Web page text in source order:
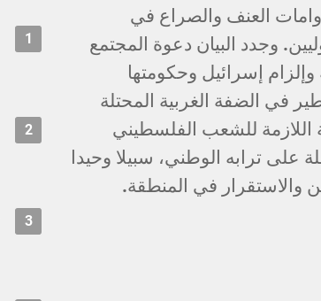
العنف والصراع في
وجدد البيان دعوة المجتمع
وإلزام إسرائيل وحكومتها
في الضفة الغربية المحتلة
اللازمة للشعب الفلسطيني
على ترابه الوطني، سبيلا وحيدا
والاستقرار في المنطقة.
1
2
3